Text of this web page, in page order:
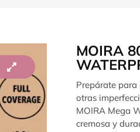
MOIRA
Prepárate
otras
MOIRA Mega
cremosa y